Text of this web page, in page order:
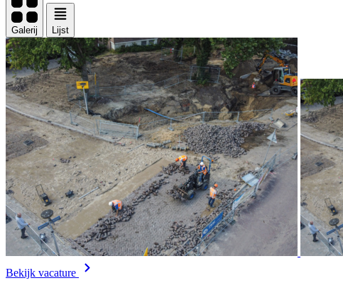
Galerij Lijst
Bekijk vacature